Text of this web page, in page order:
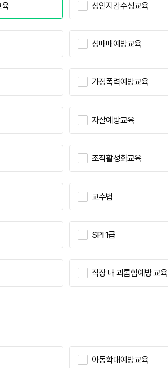
성인지감수성교육
성매매예방교육
가정폭력예방교육
자살예방교육
조직활성화교육
교수법
SPI 1급
직장 내 괴롭힘예방 교육
아동학대예방교육